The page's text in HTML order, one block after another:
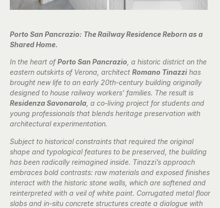
Porto San Pancrazio: The Railway Residence Reborn as a
Shared Home.
In the heart ofPorto San Pancrazio, a historic district on the
eastern outskirts of Verona, architect Romano Tinazzi has
brought new life to an early 20th-century building originally
designed to house railway workers’ families. The result is
Residenza Savonarola, a co-living project for students and
young professionals that blends heritage preservation with
architectural experimentation.
Subject to historical constraints that required the original
shape and typological features to be preserved, the building
has been radically reimagined inside. Tinazzi’s approach
embraces bold contrasts: raw materials and exposed finishes
interact with the historic stone walls, which are softened and
reinterpreted with a veil of white paint. Corrugated metal floor
slabs and in-situ concrete structures create a dialogue with